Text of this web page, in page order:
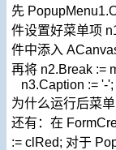
先
件设置好菜单项
件中添入
再将 n2.Break :=
n3.Caption := '-';
为什么运行后菜
还有：在
:= clRed; 对于